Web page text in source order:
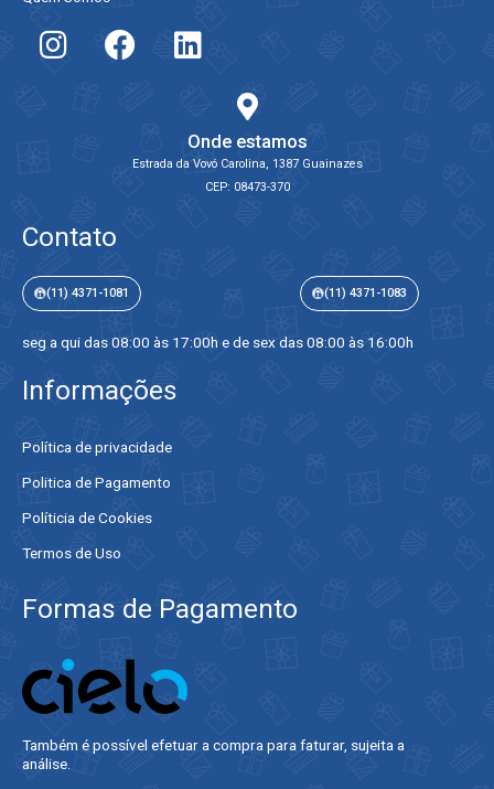
Onde estamos
Estrada da Vovó Carolina, 1387 Guainazes
CEP: 08473-370
Contato
(11) 4371-1081 (11) 4371-1083
seg a qui das 08:00 às 17:00h e de sex das 08:00 às 16:00h
Informações
Política de privacidade
Politica de Pagamento
Políticia de Cookies
Termos de Uso
Formas de Pagamento
Também é possível efetuar a compra para faturar, sujeita a
análise.​